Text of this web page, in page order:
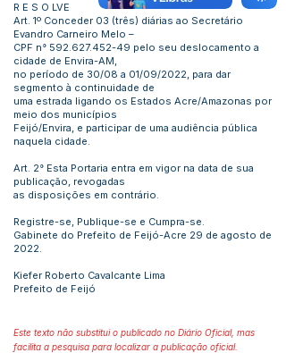
R E S O LVE
Art. 1º Conceder 03 (três) diárias ao Secretário
Evandro Carneiro Melo –
CPF n° 592.627.452-49 pelo seu deslocamento a
cidade de Envira-AM,
no período de 30/08 a 01/09/2022, para dar
segmento à continuidade de
uma estrada ligando os Estados Acre/Amazonas por
meio dos municípios
Feijó/Envira, e participar de uma audiência pública
naquela cidade.
Art. 2° Esta Portaria entra em vigor na data de sua
publicação, revogadas
as disposições em contrário.
Registre-se, Publique-se e Cumpra-se.
Gabinete do Prefeito de Feijó-Acre 29 de agosto de
2022.
Kiefer Roberto Cavalcante Lima
Prefeito de Feijó
Este texto não substitui o publicado no Diário Oficial, mas
facilita a pesquisa para localizar a publicação oficial.